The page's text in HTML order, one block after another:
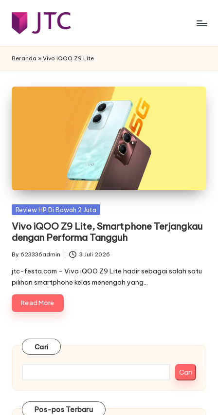
j
t
c
-
Rumah
Beranda » Vivo iQOO Z9 Lite
Posted
Review HP Di Bawah 2 Juta
Vivo iQOO Z9 Lite, Smartphone Terjangkau
dengan Performa Tangguh
Posted
by
By 623336admin 3 Juli 2026
jtc-festa.com - Vivo iQOO Z9 Lite hadir sebagai salah satu
pilihan smartphone kelas menengah yang…
Read More
Cari
Cari
Pos-pos Terbaru